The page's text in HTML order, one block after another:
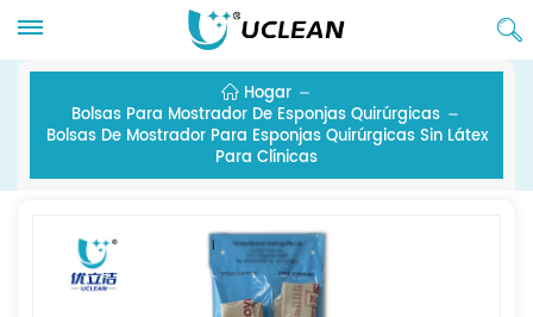
Hogar
Bolsas Para Mostrador De Esponjas Quirúrgicas
Bolsas De Mostrador Para Esponjas Quirúrgicas Sin Látex
Para Clínicas